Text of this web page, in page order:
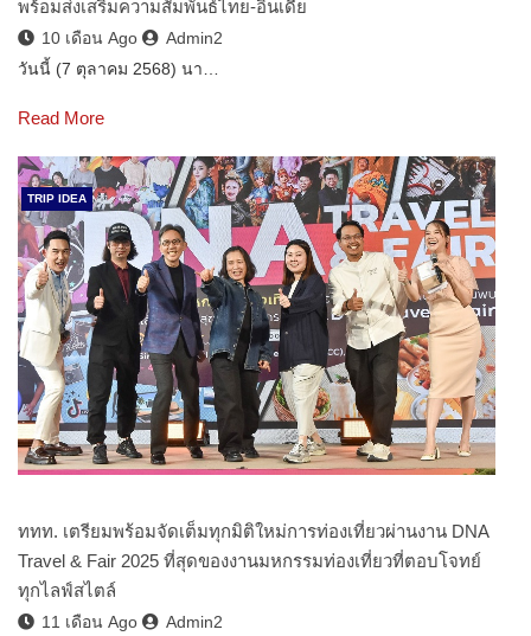
พร้อมส่งเสริมความสัมพันธ์ไทย-อินเดีย
10 เดือน Ago
Admin2
วันนี้ (7 ตุลาคม 2568) นา…
Read More
TRIP IDEA
ททท. เตรียมพร้อมจัดเต็มทุกมิติใหม่การท่องเที่ยวผ่านงาน DNA
Travel & Fair 2025 ที่สุดของงานมหกรรมท่องเที่ยวที่ตอบโจทย์
ทุกไลฟ์สไตล์
11 เดือน Ago
Admin2